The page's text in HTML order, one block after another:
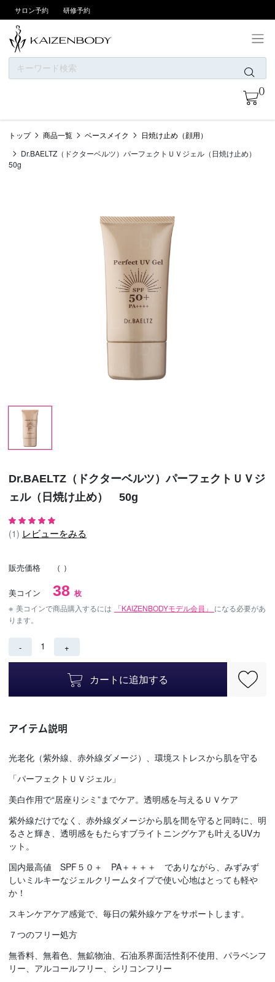
サロン予約 研修予約
0
ニュース
カテゴリー
お問い合わせ
トップ 商品一覧 ベースメイク
日焼け止め（顔用）
Dr.BAELTZ（ドクターベルツ）パーフェクトＵＶジェル（日焼け止め）
50g
Dr.BAELTZ（ドクターベルツ）パーフェクトＵＶジ
ェル（日焼け止め） 50g
(1) レビューをみる
販売価格 （ ）
美コイン 38 枚
※ 美コインで商品購入するには 「KAIZENBODYモデル会員」 になる必要があ
ります。
- 1 +
カートに追加する
アイテム説明
光老化（紫外線、赤外線ダメージ）、環境ストレスから肌を守る
「パーフェクトＵＶジェル」
美白作用で“居座りシミ”までケア。透明感を与えるＵＶケア
紫外線だけでなく、赤外線ダメージから肌を間を守ると同時に、明
るさと輝き、透明感をもたらすブライトニングケアも叶えるUVカ
ット。
国内最高値 SPF５０＋ PA＋＋＋＋ でありながら、みずみず
しいミルキーなジェルクリームタイプで使い心地はとっても軽や
か！
スキンケアケア感覚で、毎日の紫外線ケアをサポートします。
７つのフリー処方
無香料、無着色、無鉱物油、石油系界面活性剤不使用、パラベンフ
リー、アルコールフリー、シリコンフリー